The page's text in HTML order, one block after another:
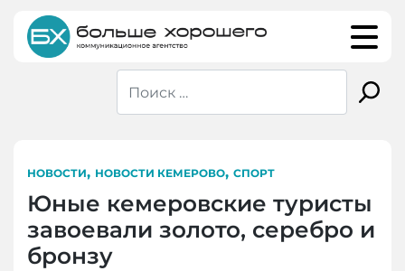
content
НОВОСТИ, НОВОСТИ КЕМЕРОВО, СПОРТ
Юные кемеровские туристы
завоевали золото, серебро и
бронзу